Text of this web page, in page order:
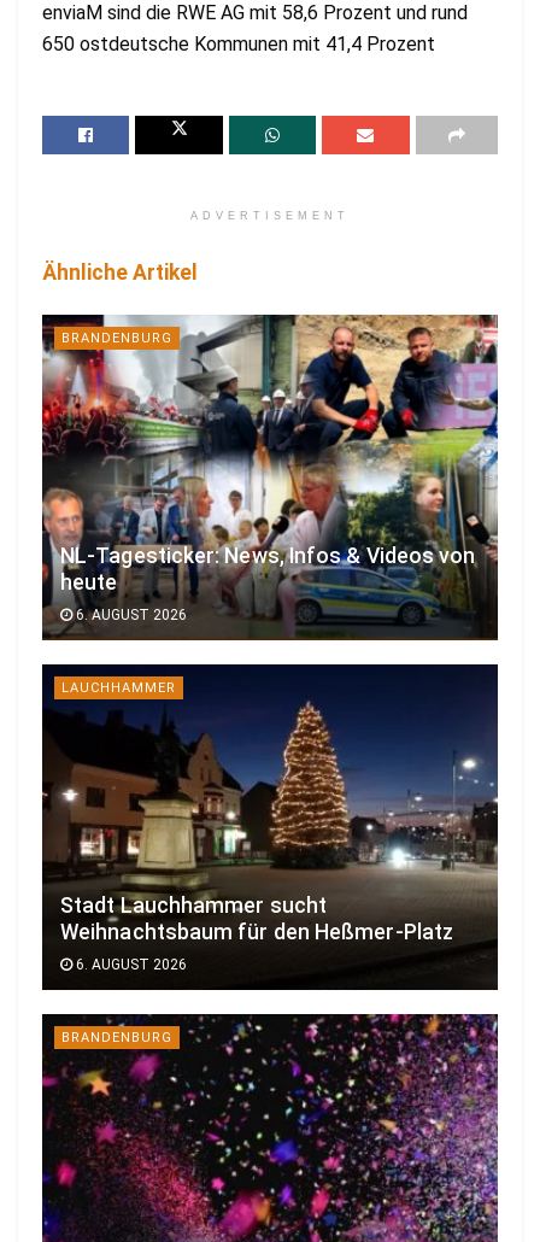
enviaM sind die RWE AG mit 58,6 Prozent und rund
650 ostdeutsche Kommunen mit 41,4 Prozent
ADVERTISEMENT
Ähnliche Artikel
BRANDENBURG
NL-Tagesticker: News, Infos & Videos von
heute
6. AUGUST 2026
LAUCHHAMMER
Stadt Lauchhammer sucht
Weihnachtsbaum für den Heßmer-Platz
6. AUGUST 2026
BRANDENBURG